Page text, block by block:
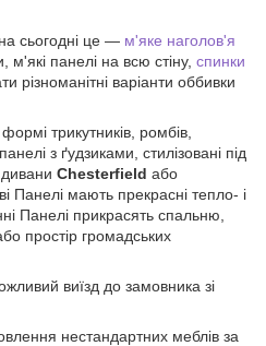
сьогодні це — м'яке наголов'я
м'які панелі на всю стіну, спинки
різноманітні варіанти оббивки
трикутників, ромбів,
з ґудзиками, стилізовані під
дивани Chesterfield або
Панелі мають прекрасні тепло- і
Панелі прикрасять спальню,
простір громадських
виїзд до замовника зі
нестандартних меблів за